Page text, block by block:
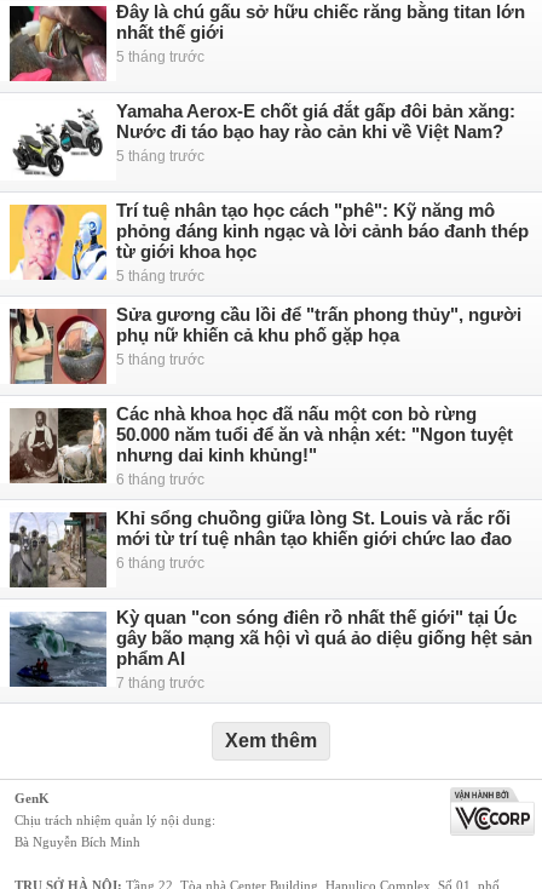
Đây là chú gấu sở hữu chiếc răng bằng titan lớn
nhất thế giới
5 tháng trước
Yamaha Aerox-E chốt giá đắt gấp đôi bản xăng:
Nước đi táo bạo hay rào cản khi về Việt Nam?
5 tháng trước
Trí tuệ nhân tạo học cách "phê": Kỹ năng mô
phỏng đáng kinh ngạc và lời cảnh báo đanh thép
từ giới khoa học
5 tháng trước
Sửa gương cầu lồi để "trấn phong thủy", người
phụ nữ khiến cả khu phố gặp họa
5 tháng trước
Các nhà khoa học đã nấu một con bò rừng
50.000 năm tuổi để ăn và nhận xét: "Ngon tuyệt
nhưng dai kinh khủng!"
6 tháng trước
Khỉ sổng chuồng giữa lòng St. Louis và rắc rối
mới từ trí tuệ nhân tạo khiến giới chức lao đao
6 tháng trước
Kỳ quan "con sóng điên rồ nhất thế giới" tại Úc
gây bão mạng xã hội vì quá ảo diệu giống hệt sản
phẩm AI
7 tháng trước
Xem thêm
GenK
Chịu trách nhiệm quản lý nội dung:
Bà Nguyễn Bích Minh
TRỤ SỞ HÀ NỘI: Tầng 22, Tòa nhà Center Building, Hapulico Complex, Số 01, phố